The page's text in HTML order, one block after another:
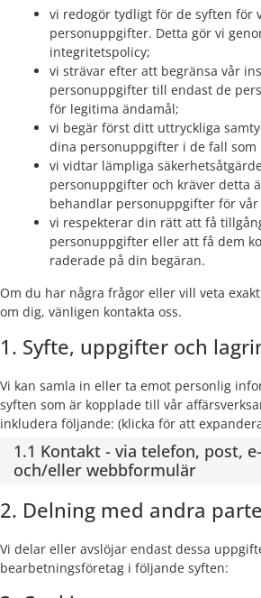
vi redogör tydligt för de syften för
personuppgifter. Detta gör vi
integritetspolicy;
vi strävar efter att begränsa vår
personuppgifter till endast de
för legitima ändamål;
vi begär först ditt uttryckliga
dina personuppgifter i de fall som
vi vidtar lämpliga
personuppgifter och kräver detta
behandlar personuppgifter för vår
vi respekterar din rätt att få
personuppgifter eller att få dem
raderade på din begäran.
Om du har några frågor eller vill veta
om dig, vänligen kontakta oss.
1. Syfte, uppgifter och
Vi kan samla in eller ta emot personlig
syften som är kopplade till vår
inkludera följande: (klicka för att
1.1 Kontakt - via telefon, post,
och/eller webbformulär
2. Delning med andra
Vi delar eller avslöjar endast dessa
bearbetningsföretag i följande syften: